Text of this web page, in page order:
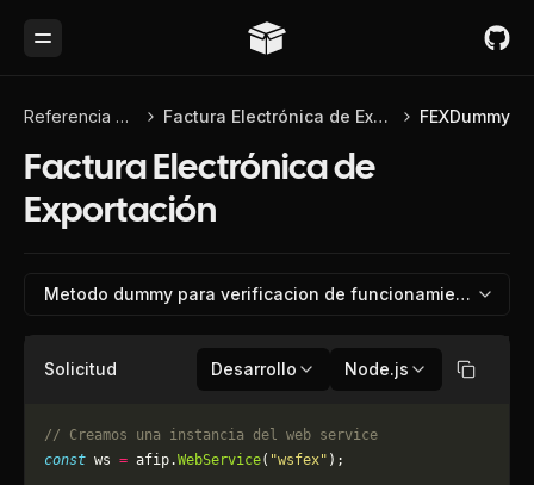
Toggle Menu
Referencia de API Factura Electrónica de Exportación FEXDummy
Factura Electrónica de
Exportación
Metodo dummy para verificacion de funcionamiento
Solicitud Desarrollo Node.js Copiar
// Creamos una instancia del web service
const ws = afip.WebService( "wsfex" );